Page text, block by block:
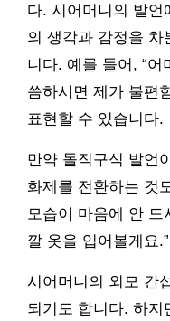
다. 시어머니의 발언
의 생각과 감정을 차
니다. 예를 들어, “
씀하시면 제가 불편
표현할 수 있습니다.
만약 돌직구식 발언
화제를 전환하는 것
모습이 마음에 안 드
깔 옷을 입어볼게요
시어머니의 외모 간
되기도 합니다. 하지